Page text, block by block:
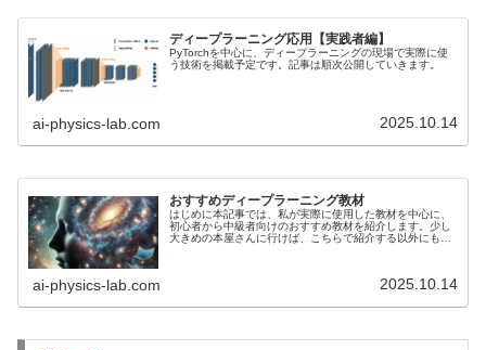
ディープラーニング応用【実践者編】
PyTorchを中心に、ディープラーニングの現場で実際に使
う技術を掲載予定です。記事は順次公開していきます。
ai-physics-lab.com 2025.10.14
おすすめディープラーニング教材
はじめに本記事では、私が実際に使用した教材を中心に、
初心者から中級者向けのおすすめ教材を紹介します。少し
大きめの本屋さんに行けば、こちらで紹介する以外にも膨
ai-physics-lab.com 2025.10.14